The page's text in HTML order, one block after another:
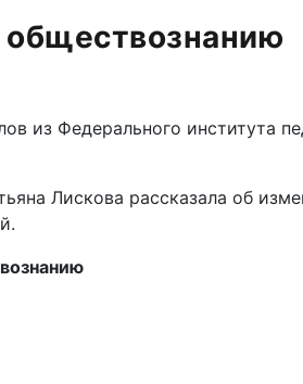
обществознанию
из Федерального института
Лискова рассказала об